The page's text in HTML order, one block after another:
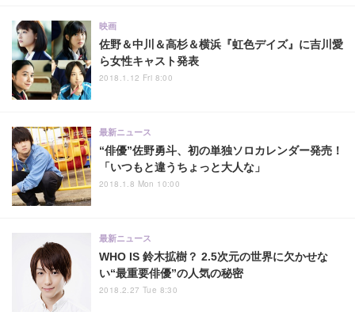
佐野＆中川＆高杉＆横浜『虹色デイズ』に吉川愛
ら女性キャスト発表
映画
2018.1.12 Fri 8:00
“俳優”佐野勇斗、初の単独ソロカレンダー発売！
「いつもと違うちょっと大人な」
最新ニュース
2018.1.8 Mon 10:00
WHO IS 鈴木拡樹？ 2.5次元の世界に欠かせな
い“最重要俳優”の人気の秘密
最新ニュース
2018.2.27 Tue 8:30